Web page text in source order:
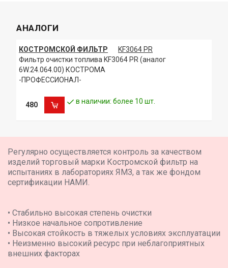
АНАЛОГИ
КОСТРОМСКОЙ ФИЛЬТР
KF3064 PR
Фильтр очистки топлива KF3064 PR (аналог
6W.24.064.00) КОСТРОМА
-ПРОФЕССИОНАЛ-
480 в наличии: более 10 шт.
Регулярно осуществляется контроль за качеством
изделий торговый марки Костромской фильтр на
испытаниях в лабораториях ЯМЗ, а так же фондом
сертификации НАМИ.
• Стабильно высокая степень очистки
• Низкое начальное сопротивление
• Высокая стойкость в тяжелых условиях эксплуатации
• Неизменно высокий ресурс при неблагоприятных
внешних факторах